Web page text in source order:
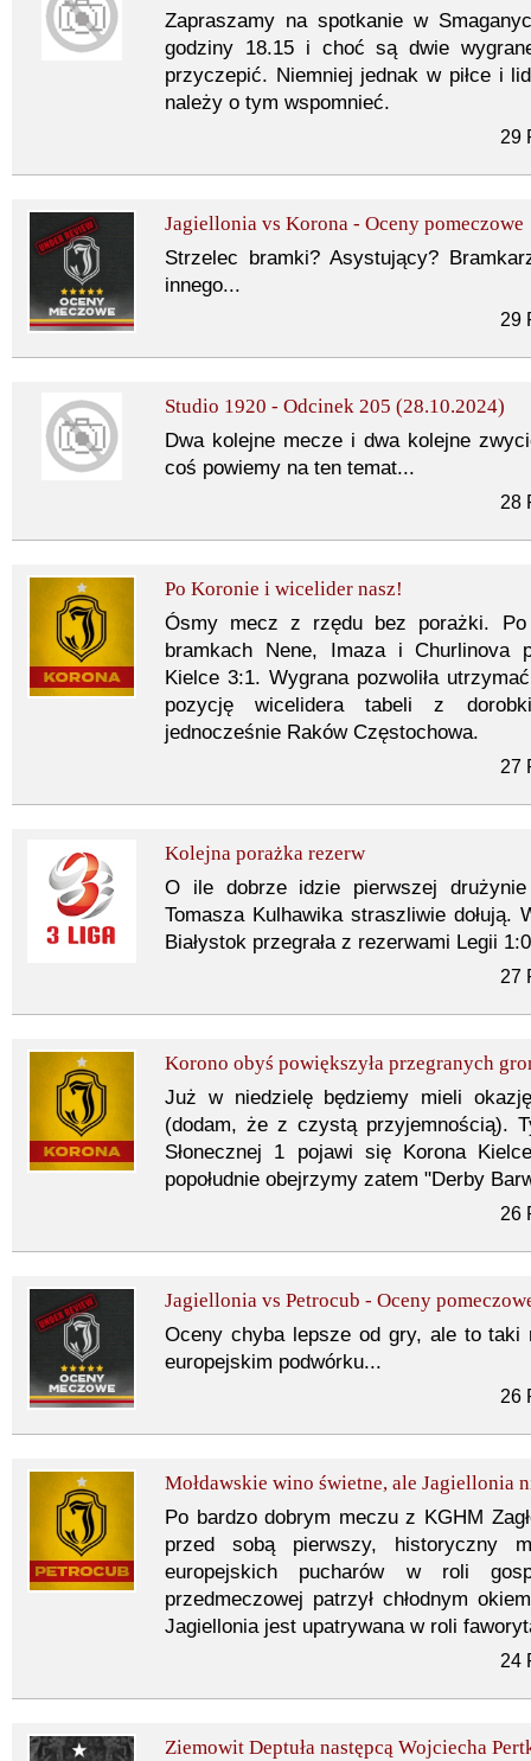
Zapraszamy na spotkanie w
godziny 18.15 i choć są dwie
przyczepić. Niemniej jednak w piłce i
należy o tym wspomnieć.
29
Jagiellonia vs Korona - Oceny pomeczowe
Strzelec bramki? Asystujący?
innego...
29
Studio 1920 - Odcinek 205 (28.10.2024)
Dwa kolejne mecze i dwa kolejne
coś powiemy na ten temat...
28
Po Koronie i wicelider nasz!
Ósmy mecz z rzędu bez porażki. Po
bramkach Nene, Imaza i Churlinova
Kielce 3:1. Wygrana pozwoliła
pozycję wicelidera tabeli z
jednocześnie Raków Częstochowa.
27
Kolejna porażka rezerw
O ile dobrze idzie pierwszej
Tomasza Kulhawika straszliwie dołują.
Białystok przegrała z rezerwami Legii
27
Korono obyś powiększyła przegranych
Już w niedzielę będziemy mieli
(dodam, że z czystą przyjemnością).
Słonecznej 1 pojawi się Korona
popołudnie obejrzymy zatem "Derby
26
Jagiellonia vs Petrocub - Oceny
Oceny chyba lepsze od gry, ale to taki
europejskim podwórku...
26
Mołdawskie wino świetne, ale Jagiellonia
Po bardzo dobrym meczu z KGHM
przed sobą pierwszy, historyczny
europejskich pucharów w roli
przedmeczowej patrzył chłodnym
Jagiellonia jest upatrywana w roli
24
Ziemowit Deptuła następcą Wojciecha